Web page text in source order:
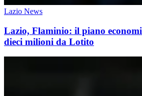
Lazio News
Lazio, Flaminio: il piano
dieci milioni da Lotito